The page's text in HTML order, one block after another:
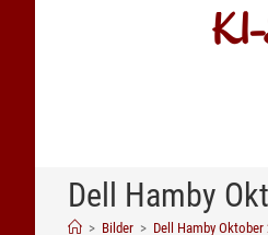
KI-
Dell Hamby
> Bilder > Dell Hamby Oktober